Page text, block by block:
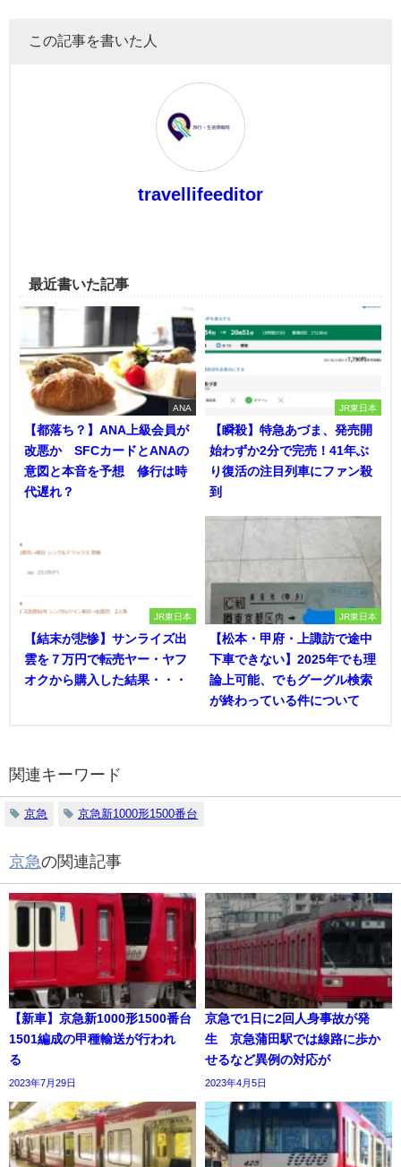
この記事を書いた人
travellifeeditor
最近書いた記事
ANA
【都落ち？】ANA上級会員が
改悪か SFCカードとANAの
意図と本音を予想 修行は時
代遅れ？
JR東日本
【瞬殺】特急あづま、発売開
始わずか2分で完売！41年ぶ
り復活の注目列車にファン殺
到
JR東日本
【結末が悲惨】サンライズ出
雲を７万円で転売ヤー・ヤフ
オクから購入した結果・・・
JR東日本
【松本・甲府・上諏訪で途中
下車できない】2025年でも理
論上可能、でもグーグル検索
が終わっている件について
関連キーワード
京急 京急新1000形1500番台
京急の関連記事
【新車】京急新1000形1500番台
1501編成の甲種輸送が行われ
る
2023年7月29日
京急で1日に2回人身事故が発
生 京急蒲田駅では線路に歩か
せるなど異例の対応が
2023年4月5日